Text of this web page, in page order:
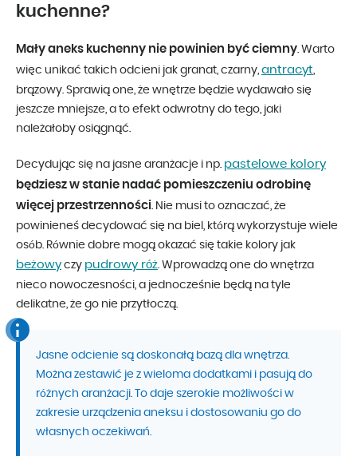
kuchenne?
Mały aneks kuchenny nie powinien być ciemny . Warto
więc unikać takich odcieni jak granat, czarny, antracyt
brązowy. Sprawią one, że wnętrze będzie wydawało się
jeszcze mniejsze, a to efekt odwrotny do tego, jaki
należałoby osiągnąć.
Decydując się na jasne aranżacje i np. pastelowe kolory
będziesz w stanie nadać pomieszczeniu odrobinę
więcej przestrzenności . Nie musi to oznaczać, że
powinieneś decydować się na biel, którą wykorzystuje wiele
osób. Równie dobre mogą okazać się takie kolory jak
beżowyczy pudrowy róż . Wprowadzą one do wnętrza
nieco nowoczesności, a jednocześnie będą na tyle
delikatne, że go nie przytłoczą.
Jasne odcienie są doskonałą bazą dla wnętrza.
Można zestawić je z wieloma dodatkami i pasują do
różnych aranżacji. To daje szerokie możliwości w
zakresie urządzenia aneksu i dostosowaniu go do
własnych oczekiwań.